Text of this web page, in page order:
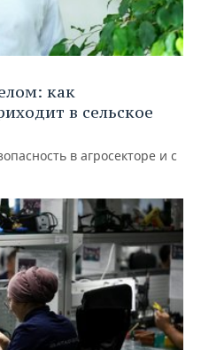
как
в сельское
в агросекторе и с